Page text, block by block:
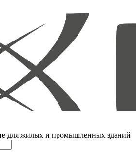
для жилых и промышленных зданий